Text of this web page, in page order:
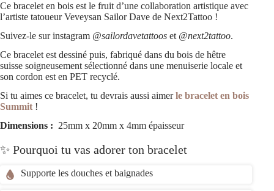
Ce bracelet en bois est le fruit d’une collaboration artistique avec
l’artiste tatoueur Veveysan Sailor Dave de Next2Tattoo !
Suivez-le sur instagram @sailordavetattoos et @next2tattoo.
Ce bracelet est dessiné puis, fabriqué dans du bois de hêtre
suisse soigneusement sélectionné dans une menuiserie locale et
son cordon est en PET recyclé.
Si tu aimes ce bracelet, tu devrais aussi aimerle bracelet en bois
Summit !
Dimensions : 25mm x 20mm x 4mm épaisseur
✨ Pourquoi tu vas adorer ton bracelet
Supporte les douches et baignades